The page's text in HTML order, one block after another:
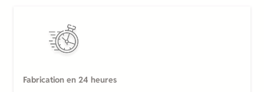
Fabrication en 24 heures